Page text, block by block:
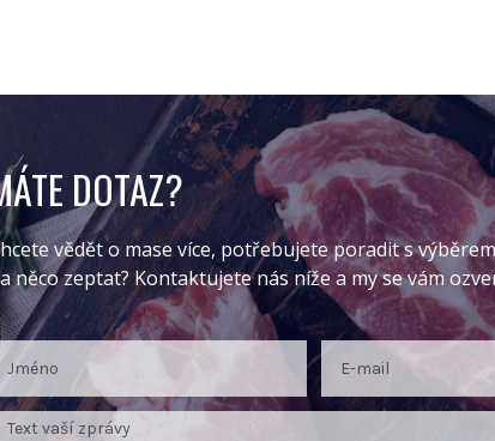
DOTAZ?
vědět o mase více, potřebujete poradit s
něco zeptat? Kontaktujete nás níže a my se vám